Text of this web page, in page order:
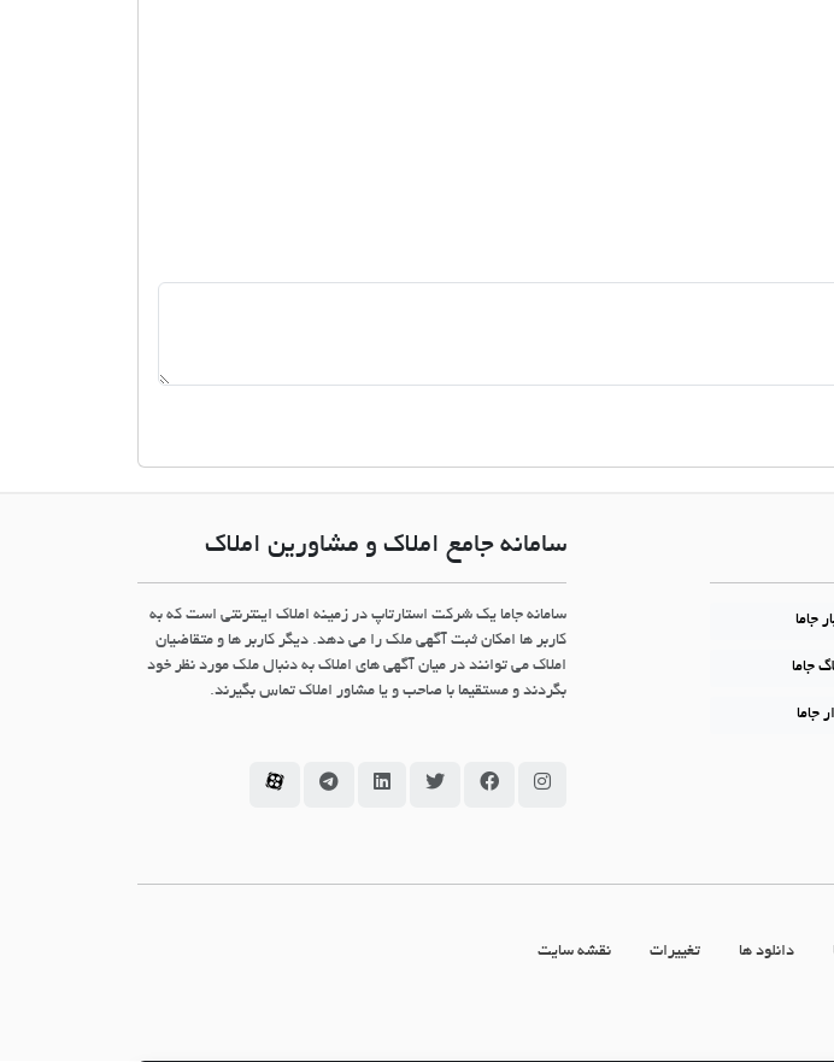
جاما
جاما
جاما
سامانه جامع املاک و مشاورین املاک
سامانه جاما یک شرکت استارتاپ در زمینه املاک اینترنتی است که به
کاربر ها امکان ثبت آگهی ملک را می دهد. دیگر کاربر ها و متقاضیان
املاک می توانند در میان آگهی های املاک به دنبال ملک مورد نظر خود
بگردند و مستقیما با صاحب و یا مشاور املاک تماس بگیرند.
سامانه جاما در اینستاگرام
سامانه جاما در فیسبوک
سامانه جاما در توئیتر
سامانه جاما در لینکداین
سامانه جاما در تلگرام
سامانه جاما در آپارات
دانلود ها تغییرات نقشه سایت